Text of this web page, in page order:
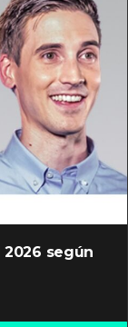
según